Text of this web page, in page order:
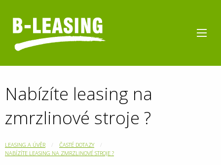
Nabízíte leasing na
zmrzlinové stroje ?
LEASING A ÚVĚR
ČASTÉ DOTAZY
NABÍZÍTE LEASING NA ZMRZLINOVÉ STROJE ?